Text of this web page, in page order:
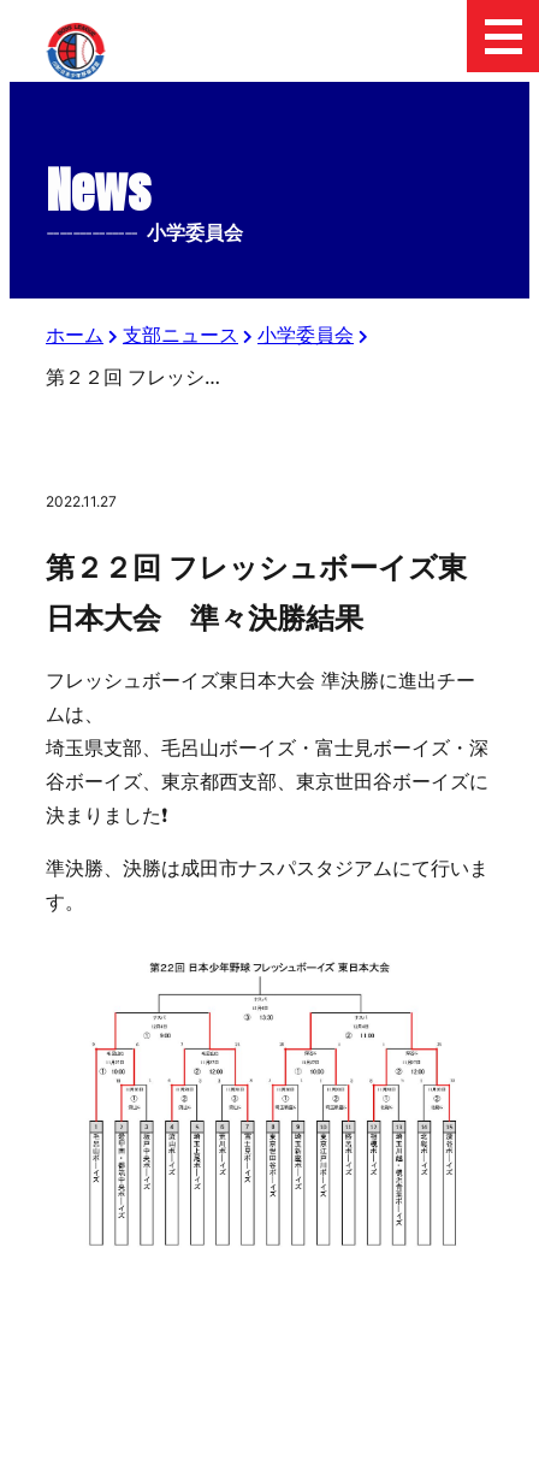
News
-------------- 小学委員会
ホーム 支部ニュース
小学委員会
第２２回 フレッシュボーイズ東日本大会 準々決勝結果
2022.11.27
第２２回 フレッシュボーイズ東
日本大会 準々決勝結果
フレッシュボーイズ東日本大会 準決勝に進出チー
ムは、
埼玉県支部、毛呂山ボーイズ・富士見ボーイズ・深
谷ボーイズ、東京都西支部、東京世田谷ボーイズに
決まりました❗
準決勝、決勝は成田市ナスパスタジアムにて行いま
す。